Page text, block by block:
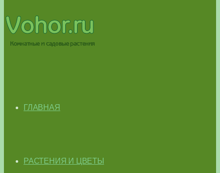
ГЛАВНАЯ
РАСТЕНИЯ И ЦВЕТЫ